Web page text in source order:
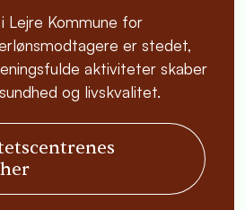
Lejre Kommune for
er stedet,
aktiviteter skaber
og livskvalitet.